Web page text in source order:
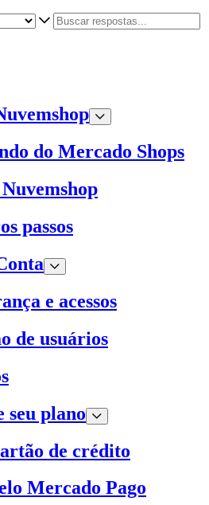
do Mercado Shops
passos
e acessos
de usuários
seu plano
de crédito
Mercado Pago